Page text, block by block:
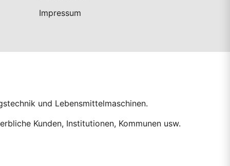
Impressum
und Lebensmittelmaschinen.
Kunden, Institutionen, Kommunen usw.